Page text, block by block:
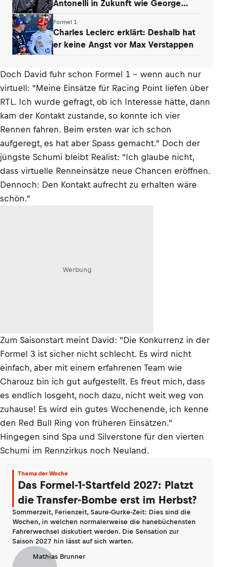
Antonelli in Zukunft wie George
Formel 1
Charles Leclerc erklärt: Deshalb hat
er keine Angst vor Max Verstappen
Doch David fuhr schon Formel 1 – wenn auch nur
virtuell: "Meine Einsätze für Racing Point liefen über
RTL. Ich wurde gefragt, ob ich Interesse hätte, dann
kam der Kontakt zustande, so konnte ich vier
Rennen fahren. Beim ersten war ich schon
aufgeregt, es hat aber Spass gemacht." Doch der
jüngste Schumi bleibt Realist: "Ich glaube nicht,
dass virtuelle Renneinsätze neue Chancen eröffnen.
Dennoch: Den Kontakt aufrecht zu erhalten wäre
schön."
Werbung
Zum Saisonstart meint David: "Die Konkurrenz in der
Formel 3 ist sicher nicht schlecht. Es wird nicht
einfach, aber mit einem erfahrenen Team wie
Charouz bin ich gut aufgestellt. Es freut mich, dass
es endlich losgeht, noch dazu, nicht weit weg von
zuhause! Es wird ein gutes Wochenende, ich kenne
den Red Bull Ring von früheren Einsätzen."
Hingegen sind Spa und Silverstone für den vierten
Schumi im Rennzirkus noch Neuland.
Thema der Woche
Das Formel-1-Startfeld 2027: Platzt
die Transfer-Bombe erst im Herbst?
Sommerzeit, Ferienzeit, Saure-Gurke-Zeit: Dies sind die
Wochen, in welchen normalerweise die hanebüchensten
Fahrerwechsel diskutiert werden. Die Sensation zur
Saison 2027 hin lässt auf sich warten.
Mathias Brunner